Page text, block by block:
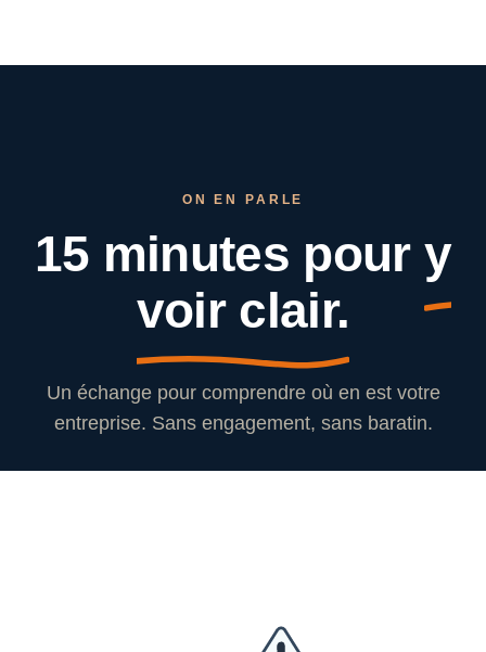
ON EN PARLE
15 minutes pour y
voir clair.
Un échange pour comprendre où en est votre
entreprise. Sans engagement, sans baratin.